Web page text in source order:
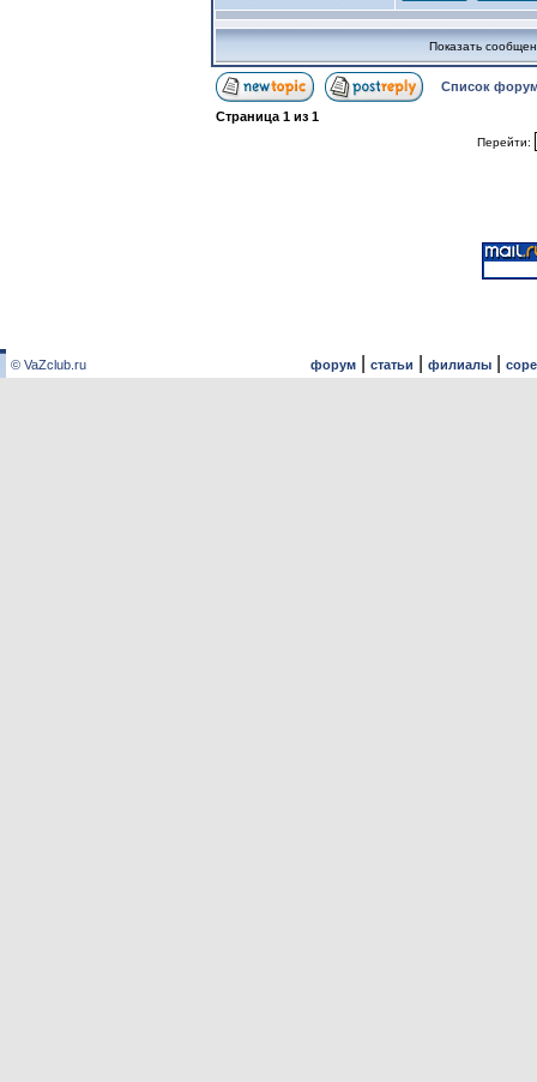
Показать
Список
Страница 1 из 1
Перейти:
© VaZclub.ru форум| статьи филиалы|